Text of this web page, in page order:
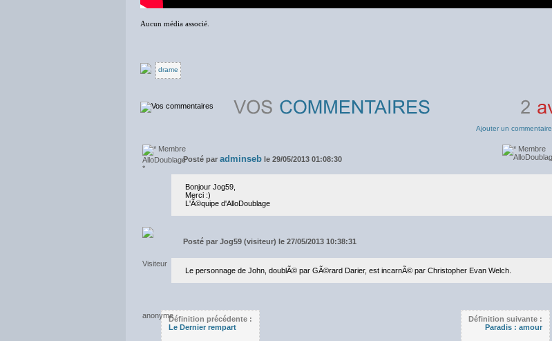
Aucun média associé.
drame
Ajouter un commentaire
Posté par adminseb le 29/05/2013 01:08:30
Bonjour Jog59,
Merci :)
L'Ã©quipe d'AlloDoublage
Posté par Jog59 (visiteur) le 27/05/2013 10:38:31
Le personnage de John, doublÃ© par GÃ©rard Darier, est incarnÃ© par Christopher Evan Welch.
Définition précédente :
Le Dernier rempart
Définition suivante :
Paradis : amour